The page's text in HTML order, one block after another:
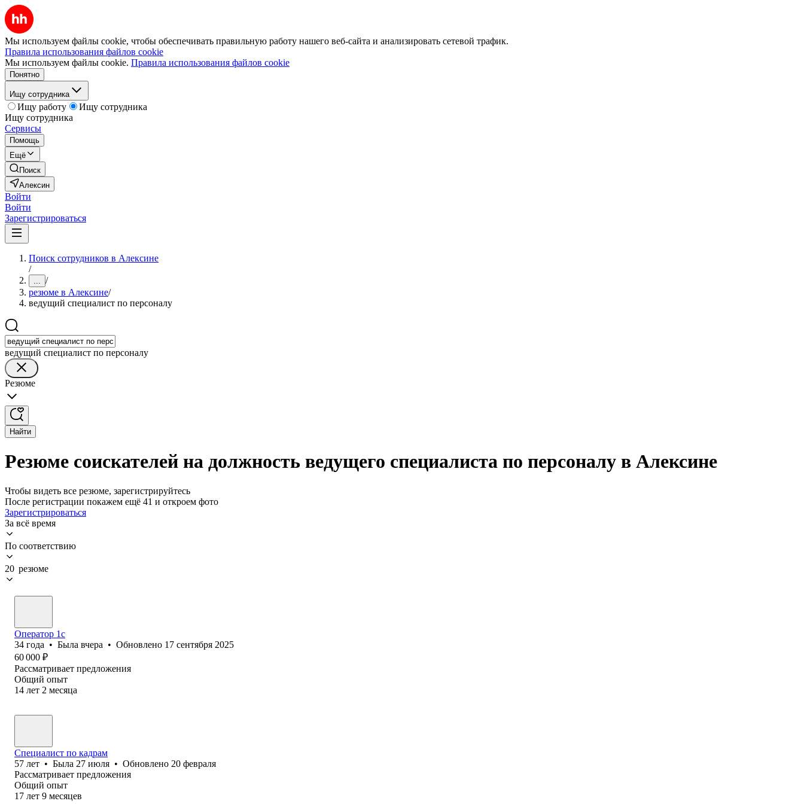
Мы используем файлы cookie, чтобы обеспечивать правильную работу нашего веб-сайта и анализировать сетевой трафик.
Правила использования файлов cookie
Мы используем файлы cookie. Правила использования файлов cookie
Понятно
Ищу сотрудника
Ищу работу
Ищу сотрудника
Ищу сотрудника
Сервисы
Помощь
Ещё
Поиск
Алексин
Войти
Войти
Зарегистрироваться
Поиск сотрудников в Алексине
/
... /
резюме в Алексине/
ведущий специалист по персоналу
ведущий специалист по персоналу
Резюме
Найти
Резюме соискателей на должность ведущего специалиста по персоналу в Алексине
Чтобы видеть все резюме, зарегистрируйтесь
После регистрации покажем ещё 41 и откроем фото
Зарегистрироваться
За всё время
По соответствию
20 резюме
Оператор 1с
34 года • Была вчера • Обновлено 17 сентября 2025
60 000 ₽
Рассматривает предложения
Общий опыт
14 лет 2 месяца
Специалист по кадрам
57 лет • Была 27 июля • Обновлено 20 февраля
Рассматривает предложения
Общий опыт
17 лет 9 месяцев